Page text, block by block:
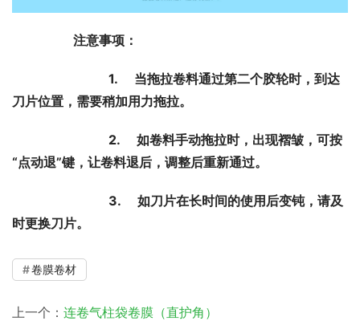
注意事项：
1.     当拖拉卷料通过第二个胶轮时，到达
刀片位置，需要稍加用力拖拉。
2.     如卷料手动拖拉时，出现褶皱，可按
“点动退”键，让卷料退后，调整后重新通过。
3.     如刀片在长时间的使用后变钝，请及
时更换刀片。
卷膜卷材
上一个： 连卷气柱袋卷膜（直护角）